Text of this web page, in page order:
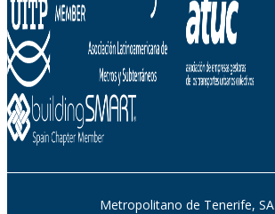
Metropolitano de Tenerife, SA